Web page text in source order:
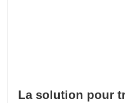
La solution pour